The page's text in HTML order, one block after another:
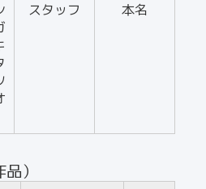
スタッフ 本名
）